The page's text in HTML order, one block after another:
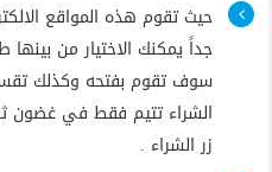
حيث تقوم هذه المواقع
جداً يمكنك الاختيار من بينها
سوف تقوم بفتحه وكذلك
الشراء تتيم فقط في غضون
زر الشراء .